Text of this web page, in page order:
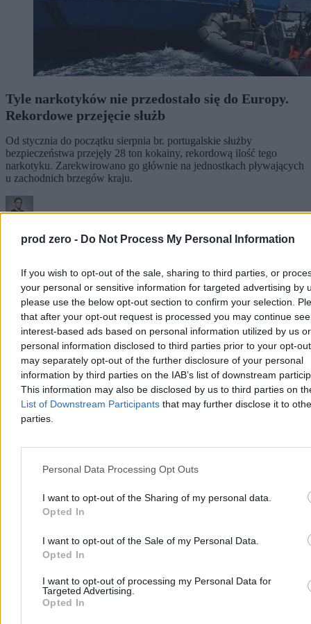
prod zero - Do Not Process My Personal Information
If you wish to opt-out of the sale, sharing to third parties, or
your personal or sensitive information for targeted advertising by
please use the below opt-out section to confirm your selection.
that after your opt-out request is processed you may continue
interest-based ads based on personal information utilized by us or
personal information disclosed to third parties prior to your opt-
may separately opt-out of the further disclosure of your personal
information by third parties on the IAB’s list of downstream
This information may also be disclosed by us to third parties on
List of Downstream Participants that may further disclose it to
parties.
Personal Data Processing Opt Outs
I want to opt-out of the Sharing of my personal data.
Opted In
I want to opt-out of the Sale of my Personal Data.
Opted In
I want to opt-out of processing my Personal Data for
Targeted Advertising.
Opted In
Tyle narkotyków nie przedostało się do Europy.
Rekordowe przejęcie służb
Od stycznia do początku sierpnia br. portugalskie służby
bezpieczeństwa przejęły 28 ton kokainy, rekordową ilość tego
narkotyku. Zarekwirowano go głównie na jednostkach pływających
u zachodnich brzegów kraju.
Paweł Żurek
Dzisiaj 06:30
Nastolatek ranny ostrym narzędziem w
Kamiennej Górze. Policja szuka sprawcy
W piątek wieczorem przy ul. Księcia Bolka w Kamiennej Górze 15-
latek został zraniony ostrym przedmiotem. W poważnym stanie trafił
świadków i zabezpiecza dowody, by ustalić sprawcę lub sprawców